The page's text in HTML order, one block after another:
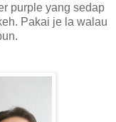
purple yang sedap
Pakai je la walau